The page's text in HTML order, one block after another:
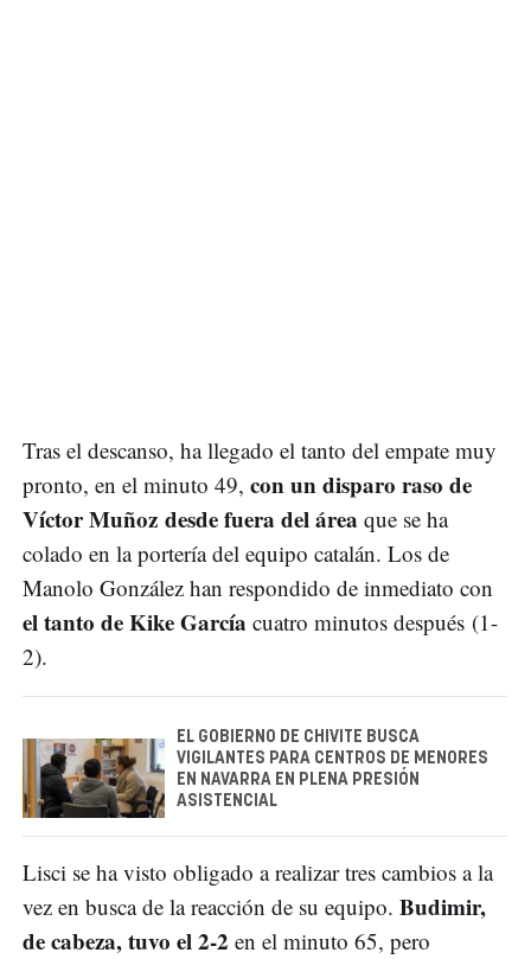
Tras el descanso, ha llegado el tanto del empate muy
pronto, en el minuto 49, con un disparo raso de
Víctor Muñoz desde fuera del área que se ha
colado en la portería del equipo catalán. Los de
Manolo González han respondido de inmediato con
el tanto de Kike García cuatro minutos después (1-
2).
EL GOBIERNO DE CHIVITE BUSCA
VIGILANTES PARA CENTROS DE MENORES
EN NAVARRA EN PLENA PRESIÓN
ASISTENCIAL
Lisci se ha visto obligado a realizar tres cambios a la
vez en busca de la reacción de su equipo. Budimir,
de cabeza, tuvo el 2-2 en el minuto 65, pero